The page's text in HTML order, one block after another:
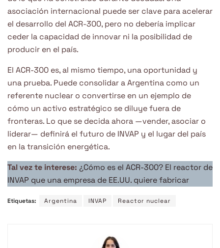
asociación internacional puede ser clave para acelerar
el desarrollo del ACR-300, pero no debería implicar
ceder la capacidad de innovar ni la posibilidad de
producir en el país.
El ACR-300 es, al mismo tiempo, una oportunidad y
una prueba. Puede consolidar a Argentina como un
referente nuclear o convertirse en un ejemplo de
cómo un activo estratégico se diluye fuera de
fronteras. Lo que se decida ahora —vender, asociar o
liderar— definirá el futuro de INVAP y el lugar del país
en la transición energética.
Tal vez te interese: ¿Cómo es el ACR-300? El reactor de
INVAP que una empresa de EE.UU. quiere fabricar
Etiquetas: Argentina INVAP Reactor nuclear